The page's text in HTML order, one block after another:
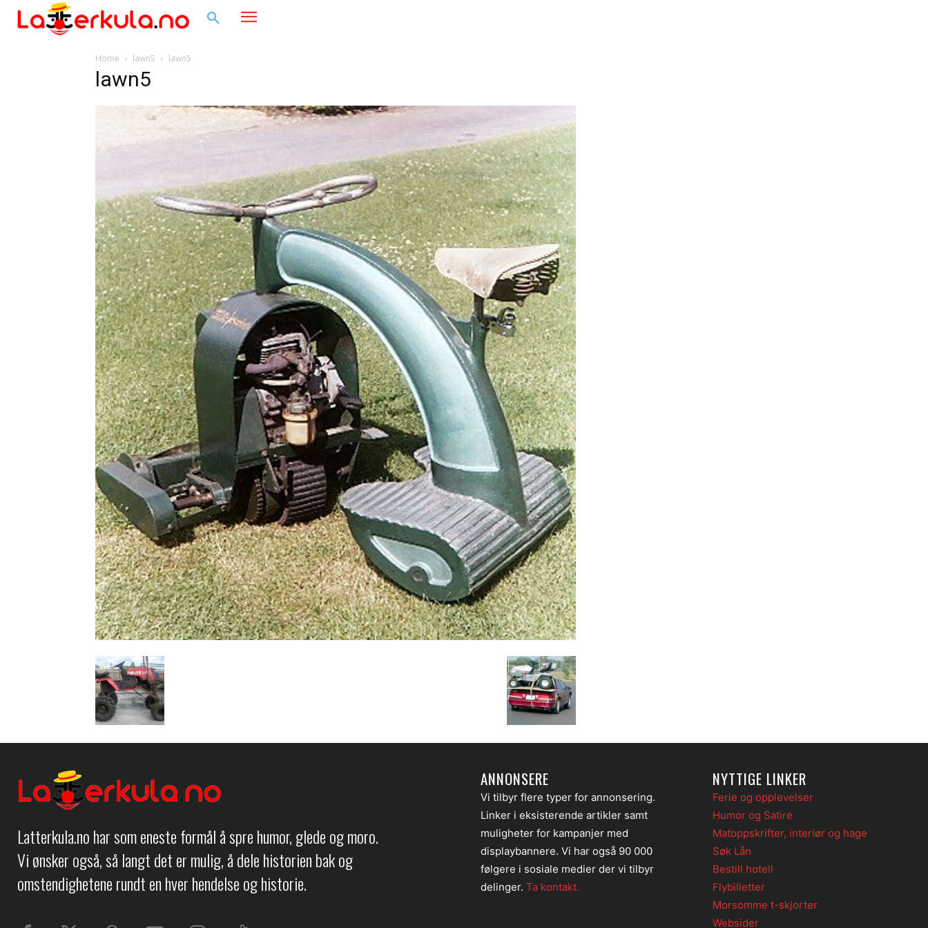
Home lawn5 lawn5
lawn5
Latterkula.no har som eneste formål å spre humor, glede og moro.
Vi ønsker også, så langt det er mulig, å dele historien bak og
omstendighetene rundt en hver hendelse og historie.
ANNONSERE
Vi tilbyr flere typer for annonsering.
Linker i eksisterende artikler samt
muligheter for kampanjer med
displaybannere. Vi har også 90 000
følgere i sosiale medier der vi tilbyr
delinger. Ta kontakt.
NYTTIGE LINKER
Ferie og opplevelser
Humor og Satire
Matoppskrifter, interiør og hage
Søk Lån
Bestill hotell
Flybilletter
Morsomme t-skjorter
Websider